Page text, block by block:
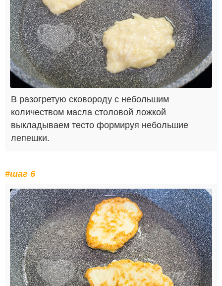
В разогретую сковороду с небольшим
количеством масла столовой ложкой
выкладываем тесто формируя небольшие
лепешки.
#шаг 6